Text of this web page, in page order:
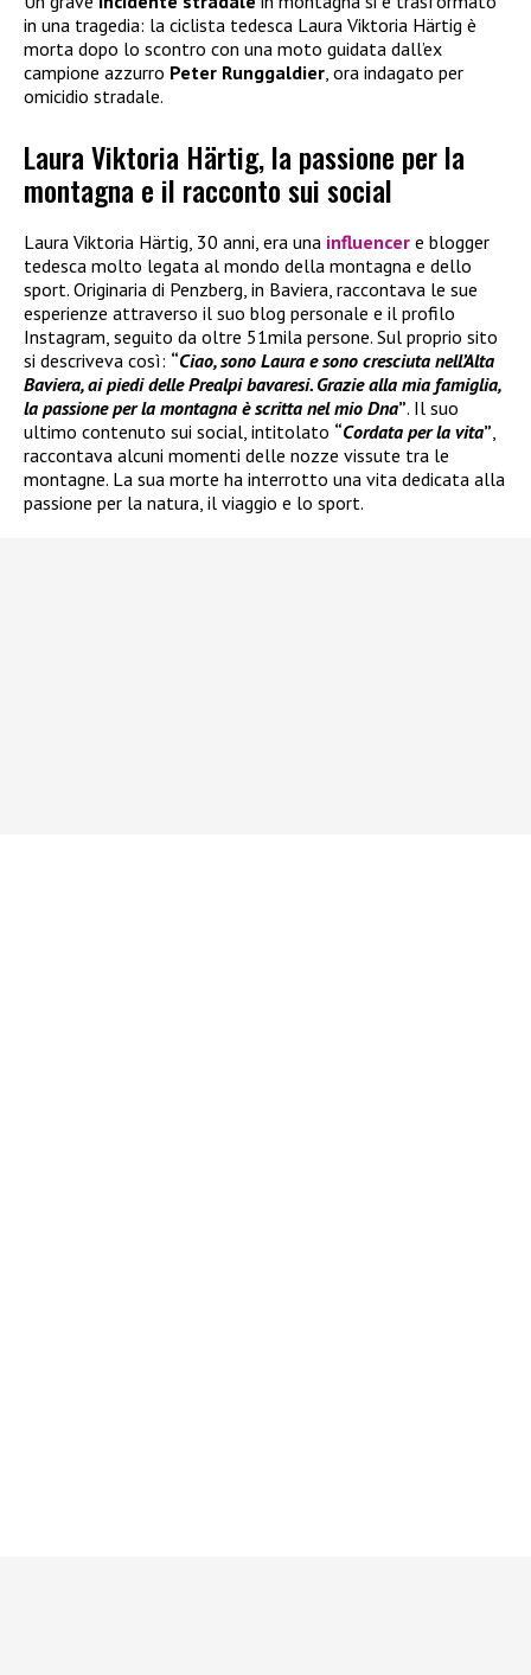
in una tragedia: la ciclista tedesca Laura Viktoria Härtig è
morta dopo lo scontro con una moto guidata dall’ex
campione azzurro Peter Runggaldier, ora indagato per
omicidio stradale.
Laura Viktoria Härtig, la passione per la
montagna e il racconto sui social
Laura Viktoria Härtig, 30 anni, era una influencer e blogger
tedesca molto legata al mondo della montagna e dello
sport. Originaria di Penzberg, in Baviera, raccontava le sue
esperienze attraverso il suo blog personale e il profilo
Instagram, seguito da oltre 51mila persone. Sul proprio sito
si descriveva così: “Ciao, sono Laura e sono cresciuta nell’Alta
Baviera, ai piedi delle Prealpi bavaresi. Grazie alla mia famiglia,
la passione per la montagna è scritta nel mio Dna”. Il suo
ultimo contenuto sui social, intitolato “Cordata per la vita”
raccontava alcuni momenti delle nozze vissute tra le
montagne. La sua morte ha interrotto una vita dedicata alla
passione per la natura, il viaggio e lo sport.